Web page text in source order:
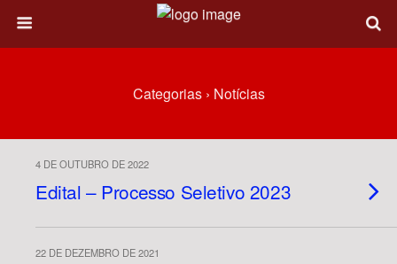
Categorias › Notícias
4 DE OUTUBRO DE 2022
Edital – Processo Seletivo 2023
22 DE DEZEMBRO DE 2021